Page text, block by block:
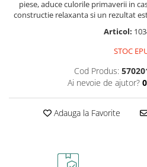
Caiete dictando
Caiete geografie și biologie
Caiete tip I, II și III
Caiete foi veline
Rezerve pentru caiete
Hârtie pentru lucru manual
piese, aduce culorile primaverii in
constructie relaxanta si un rezultat
Articol:
STOC
Cod Produs:
Ai nevoie de ajutor?
Adauga la Favorite